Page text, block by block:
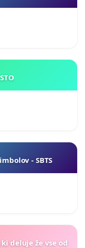
MESTO
- SBTS
deluje že vse od